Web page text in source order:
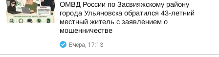
ОМВД России по Засвияжскому району
города Ульяновска обратился 43-летний
местный житель с заявлением о
мошенничестве
Вчера, 17:13